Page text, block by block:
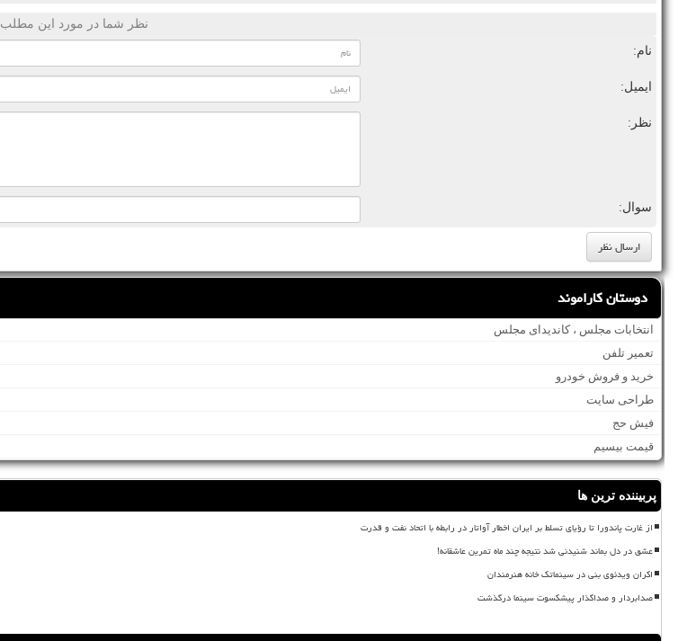
نظر شما در مورد این مطلب
نام:
ایمیل:
نظر:
سوال:
دوستان کاراموند
انتخابات مجلس ، کاندیدای مجلس
تعمیر تلفن
خرید و فروش خودرو
طراحی سایت
فیش حج
قیمت بیسیم
پربیننده ترین ها
از غارت پاندورا تا رؤیای تسلط بر ایران اخطار آواتار در رابطه با اتحاد نفت و قدرت
عشق در دل بماند شنیدنی شد نتیجه چند ماه تمرین عاشقانه!
اکران ویدئوی بنی در سینماتک خانه هنرمندان
صدابردار و صداگذار پیشکسوت سینما درگذشت